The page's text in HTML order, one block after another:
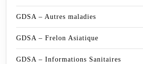
GDSA – Autres maladies
GDSA – Frelon Asiatique
GDSA – Informations Sanitaires